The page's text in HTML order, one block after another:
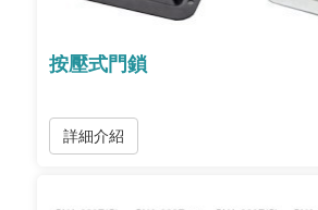
按壓式門鎖
詳細介紹